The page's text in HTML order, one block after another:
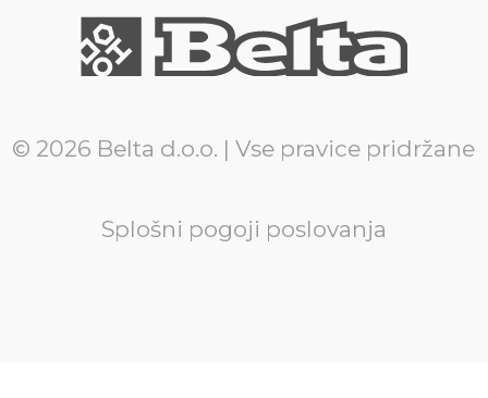
© 2026 Belta d.o.o. | Vse pravice pridržane
Splošni pogoji poslovanja